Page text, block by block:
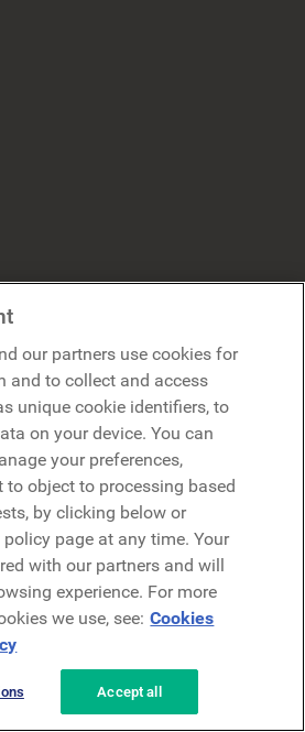
Mentions légales Conditions générales
Security
our partners use cookies for
and to collect and access
unique cookie identifiers, to
on your device. You can
your preferences,
object to processing based
by clicking below or
page at any time. Your
with our partners and will
experience. For more
we use, see: Cookies
Accept all